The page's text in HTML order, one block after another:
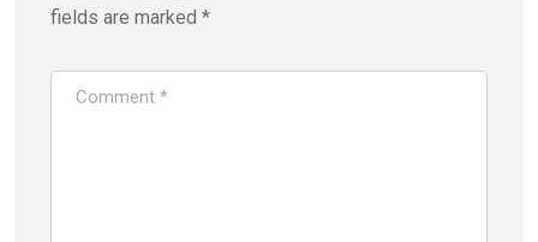
fields are marked *